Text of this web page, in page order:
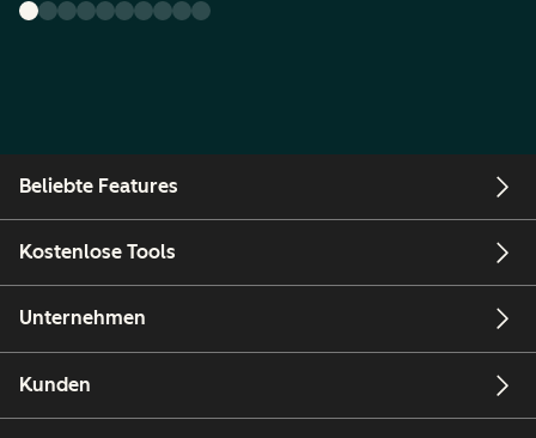
Beliebte Features
Kostenlose Tools
Unternehmen
Kunden